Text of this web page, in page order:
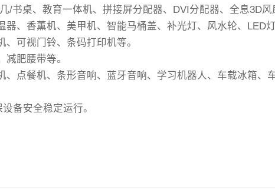
/书桌、教育一体机、拼接屏分配器、DVI分配器、全息3D风
、香薰机、美甲机、智能马桶盖、补光灯、风水轮、LED
可视门铃、条码打印机等。
肥腰带等。
点餐机、条形音响、蓝牙音响、学习机器人、车载冰箱、
备安全稳定运行。